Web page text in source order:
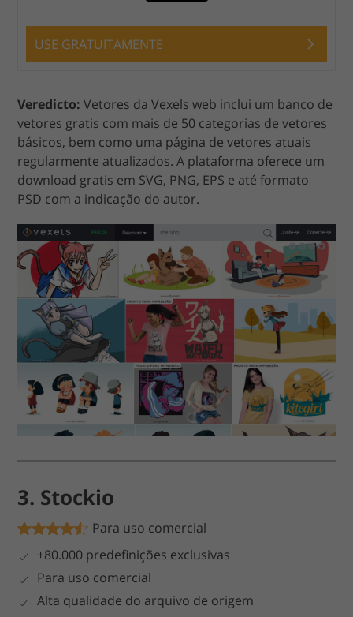
USE GRATUITAMENTE
Veredicto: Vetores da Vexels web inclui um banco de
vetores gratis com mais de 50 categorias de vetores
básicos, bem como uma página de vetores atuais
regularmente atualizados. A plataforma oferece um
download gratis em SVG, PNG, EPS e até formato
PSD com a indicação do autor.
3. Stockio
Para uso comercial
+80.000 predefinições exclusivas
Para uso comercial
Alta qualidade do arquivo de origem